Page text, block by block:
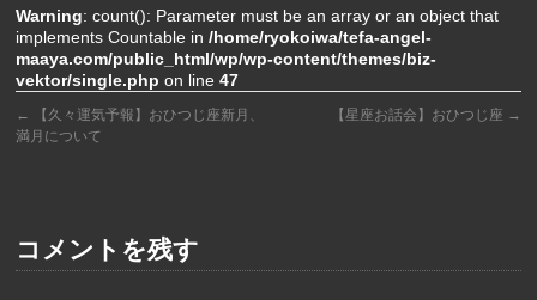
Warning: count(): Parameter must be an array or an object that
implements Countable in/home/ryokoiwa/tefa-angel-
maaya.com/public_html/wp/wp-content/themes/biz-
vektor/single.php on line47
←
【久々運気予報】おひつじ座新月、
満月について
【星座お話会】おひつじ座 →
コメントを残す